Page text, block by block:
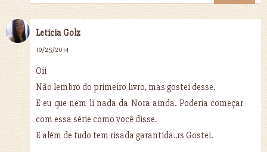
Leticia Golz
10/25/2014
Oii
Não lembro do primeiro livro, mas gostei desse.
E eu que nem li nada da Nora ainda. Poderia começar
com essa série como você disse.
E além de tudo tem risada garantida..rs Gostei.